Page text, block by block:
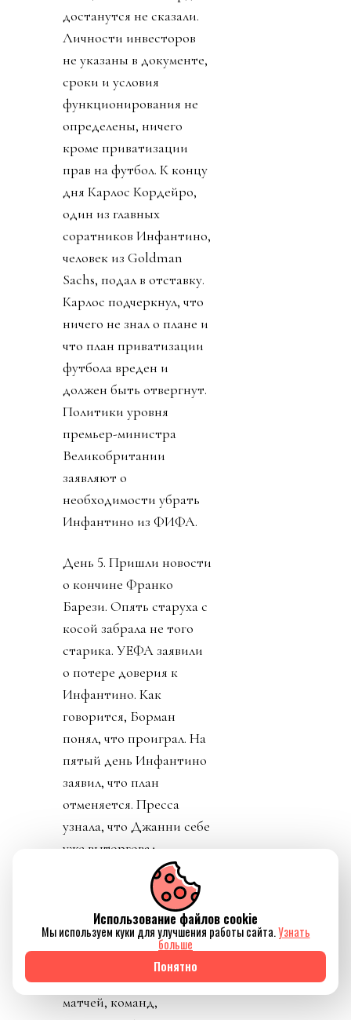
приватизации футбола
Футбол к концу дня,
кажется, был спасен.
День 4. Журналисты
изучили 25-страничный
план. Вскрылось, что за
синдикатом, который
сколачивал Кушнер
стоял JPMorgan.
Крупнейший банк США
решил добавить футбол
к своему портфолио,
увеличить количество
международных
соревнований в два с
лишним раза (с 200 до
450). Финансисты сочли
футбол
недомонетизированным.
Прибыль FIFA - около
$3.6 миллиарда в год, а
NFL приносит аж $21
футбол не указан. Кому
обещанные миллиарды
достанутся не сказали.
Личности инвесторов
не указаны в документе,
сроки и условия
функционирования не
определены, ничего
кроме приватизации
прав на футбол. К концу
дня Карлос Кордейро,
один из главных
соратников Инфантино,
человек из Goldman
Sachs, подал в отставку.
Карлос подчеркнул, что
ничего не знал о плане и
что план приватизации
футбола вреден и
должен быть отвергнут.
Политики уровня
Использование файлов cookie
Мы используем куки для улучшения работы сайта.Узнать
больше
Понятно